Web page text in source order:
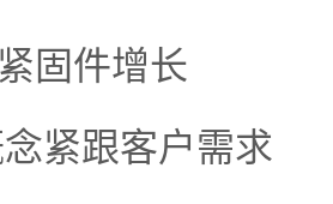
固件增长
紧跟客户需求